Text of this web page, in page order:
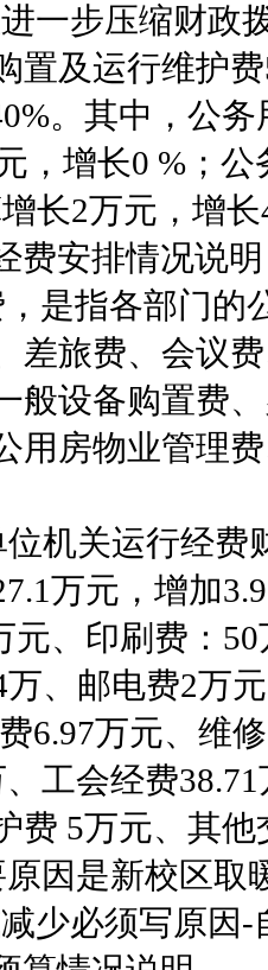
一步压缩财政
置及运行维护
。其中，公
，增长0 %；
长2万元，增长
费安排情况说明
是指各部门的
差旅费、会议
般设备购置费
用房物业管理
机关运行经费
万元，增加
元、印刷费：
、邮电费2万
6.97万元、维
工会经费
费 5万元、其
因是新校区取
少必须写原因-